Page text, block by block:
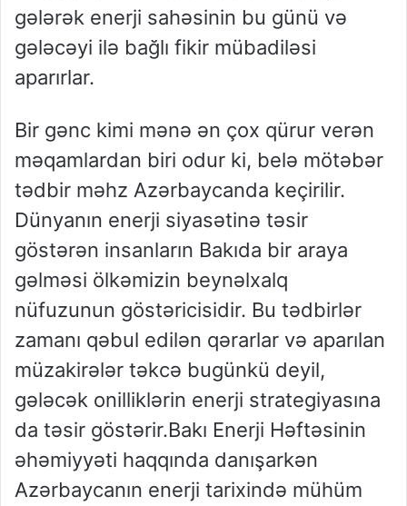
gələrək enerji sahəsinin bu günü və
gələcəyi ilə bağlı fikir mübadiləsi
aparırlar.
Bir gənc kimi mənə ən çox qürur verən
məqamlardan biri odur ki, belə mötəbər
tədbir məhz Azərbaycanda keçirilir.
Dünyanın enerji siyasətinə təsir
göstərən insanların Bakıda bir araya
gəlməsi ölkəmizin beynəlxalq
nüfuzunun göstəricisidir. Bu tədbirlər
zamanı qəbul edilən qərarlar və aparılan
müzakirələr təkcə bugünkü deyil,
gələcək onilliklərin enerji strategiyasına
da təsir göstərir.Bakı Enerji Həftəsinin
əhəmiyyəti haqqında danışarkən
Azərbaycanın enerji tarixində mühüm